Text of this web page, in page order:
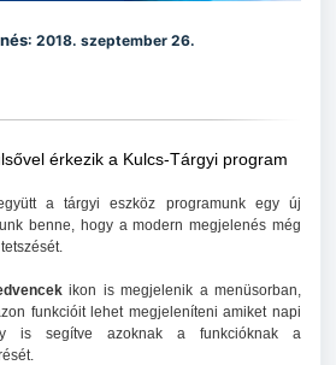
: 2018. szeptember 26.
érkezik a Kulcs-Tárgyi program
a tárgyi eszköz programunk egy új
benne, hogy a modern megjelenés még
ikon is megjelenik a menüsorban,
funkcióit lehet megjeleníteni amiket napi
is segítve azoknak a funkcióknak a